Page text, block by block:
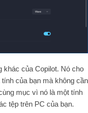
khác của Copilot. Nó cho
của bạn mà không cần
mục vì nó là một tính
tệp trên PC của bạn.